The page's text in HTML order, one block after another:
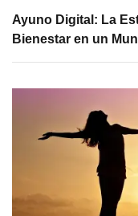
Ayuno Digital: La
Bienestar en un